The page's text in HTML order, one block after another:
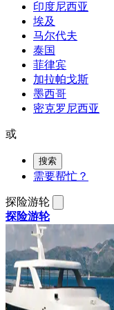
印度尼西亚
埃及
马尔代夫
泰国
菲律宾
加拉帕戈斯
墨西哥
密克罗尼西亚
或
搜索
需要帮忙？
探险游轮
探险游轮